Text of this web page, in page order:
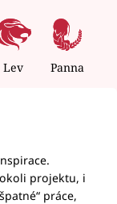
Lev Panna
projektu, i
práce,